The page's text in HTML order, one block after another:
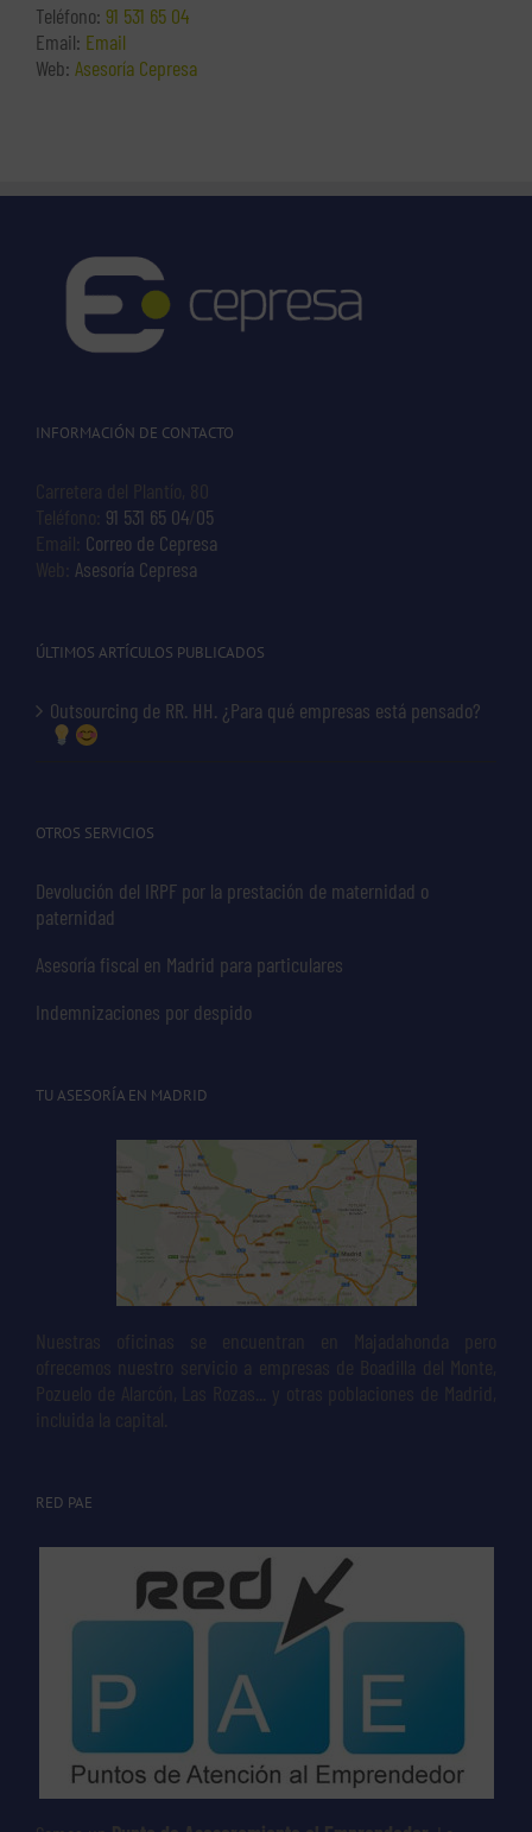
Teléfono: 91 531 65 04
Email: Email
Web: Asesoría Cepresa
INFORMACIÓN DE CONTACTO
Carretera del Plantío, 80
Teléfono: 91 531 65 04 05
Email: Correo de Cepresa
Web: Asesoría Cepresa
ÚLTIMOS ARTÍCULOS PUBLICADOS
Outsourcing de RR. HH. ¿Para qué empresas está pensado?
OTROS SERVICIOS
Devolución del IRPF por la prestación de maternidad o
paternidad
Asesoría fiscal en Madrid para particulares
Indemnizaciones por despido
TU ASESORÍA EN MADRID
Nuestras oficinas se encuentran en Majadahonda pero
ofrecemos nuestro servicio a empresas de Boadilla del Monte,
Pozuelo de Alarcón, Las Rozas... y otras poblaciones de Madrid,
incluida la capital.
RED PAE